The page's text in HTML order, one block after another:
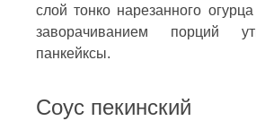
слой тонко нарезанного
заворачиванием порций
панкейксы.
Соус пекинский